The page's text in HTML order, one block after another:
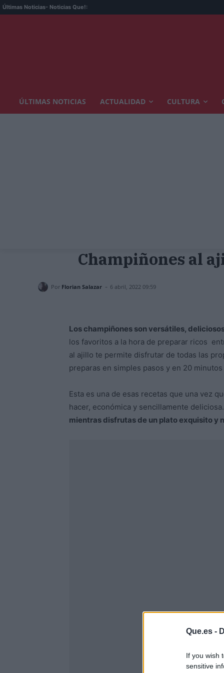
Que.es -
If you wish
sensitive
Últimas Noticias- Noticias Que!:
ÚLTIMAS NOTICIAS ACTUALIDAD CULTURA
Champiñones al
Por Florian Salazar - 6 abril, 2022 09:59
Los champiñones son versátiles,
los favoritos a la hora de preparar ricos
al ajillo te permite disfrutar de todas las
preparas en simples pasos y en 20
Esta es una de esas recetas que una vez
hacer, económica y sencillamente deliciosa.
mientras disfrutas de un plato exquisito y